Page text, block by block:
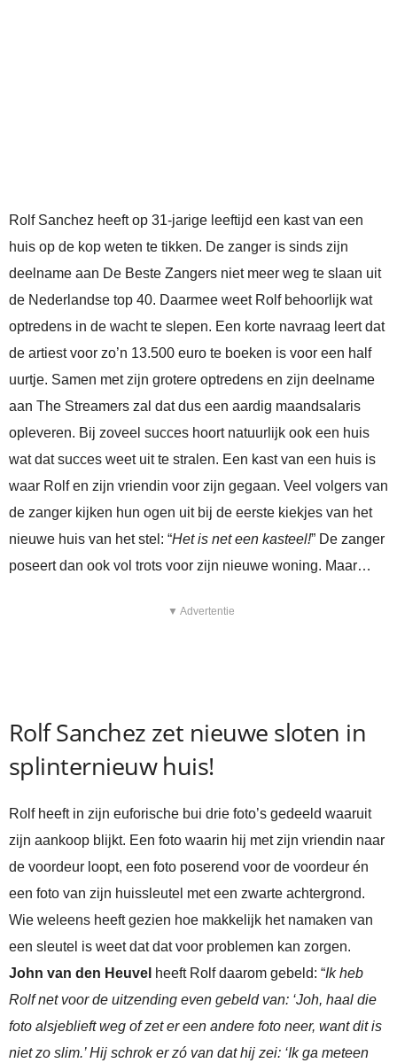
Rolf Sanchez heeft op 31-jarige leeftijd een kast van een
huis op de kop weten te tikken. De zanger is sinds zijn
deelname aan De Beste Zangers niet meer weg te slaan uit
de Nederlandse top 40. Daarmee weet Rolf behoorlijk wat
optredens in de wacht te slepen. Een korte navraag leert dat
de artiest voor zo’n 13.500 euro te boeken is voor een half
uurtje. Samen met zijn grotere optredens en zijn deelname
aan The Streamers zal dat dus een aardig maandsalaris
opleveren. Bij zoveel succes hoort natuurlijk ook een huis
wat dat succes weet uit te stralen. Een kast van een huis is
waar Rolf en zijn vriendin voor zijn gegaan. Veel volgers van
de zanger kijken hun ogen uit bij de eerste kiekjes van het
nieuwe huis van het stel: “Het is net een kasteel!” De zanger
poseert dan ook vol trots voor zijn nieuwe woning. Maar…
▼ Advertentie
Rolf Sanchez zet nieuwe sloten in
splinternieuw huis!
Rolf heeft in zijn euforische bui drie foto’s gedeeld waaruit
zijn aankoop blijkt. Een foto waarin hij met zijn vriendin naar
de voordeur loopt, een foto poserend voor de voordeur én
een foto van zijn huissleutel met een zwarte achtergrond.
Wie weleens heeft gezien hoe makkelijk het namaken van
een sleutel is weet dat dat voor problemen kan zorgen.
John van den Heuvel heeft Rolf daarom gebeld: “Ik heb
Rolf net voor de uitzending even gebeld van: ‘Joh, haal die
foto alsjeblieft weg of zet er een andere foto neer, want dit is
niet zo slim.’ Hij schrok er zó van dat hij zei: ‘Ik ga meteen